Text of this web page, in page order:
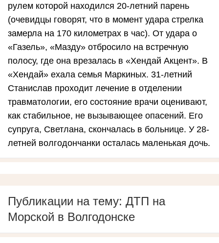
рулем которой находился 20-летний парень
(очевидцы говорят, что в момент удара стрелка
замерла на 170 километрах в час). От удара о
«Газель», «Мазду» отбросило на встречную
полосу, где она врезалась в «Хендай Акцент». В
«Хендай» ехала семья Маркиных. 31-летний
Станислав проходит лечение в отделении
травматологии, его состояние врачи оценивают,
как стабильное, не вызывающее опасений. Его
супруга, Светлана, скончалась в больнице. У 28-
летней волгодончанки осталась маленькая дочь.
Публикации на тему: ДТП на
Морской в Волгодонске